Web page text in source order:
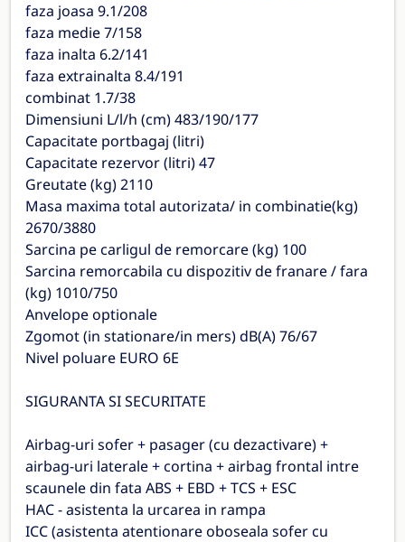
faza joasa 9.1/208
faza medie 7/158
faza inalta 6.2/141
faza extrainalta 8.4/191
combinat 1.7/38
Dimensiuni L/l/h (cm) 483/190/177
Capacitate portbagaj (litri)
Capacitate rezervor (litri) 47
Greutate (kg) 2110
Masa maxima total autorizata/ in combinatie(kg)
2670/3880
Sarcina pe carligul de remorcare (kg) 100
Sarcina remorcabila cu dispozitiv de franare / fara
(kg) 1010/750
Anvelope optionale
Zgomot (in stationare/in mers) dB(A) 76/67
Nivel poluare EURO 6E
SIGURANTA SI SECURITATE
Airbag-uri sofer + pasager (cu dezactivare) +
airbag-uri laterale + cortina + airbag frontal intre
scaunele din fata ABS + EBD + TCS + ESC
HAC - asistenta la urcarea in rampa
ICC (asistenta atentionare oboseala sofer cu